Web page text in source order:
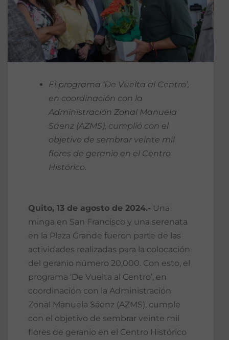
El programa ‘De Vuelta al Centro’,
en coordinación con la
Administración Zonal Manuela
Sáenz (AZMS), cumplió con el
objetivo de sembrar veinte mil
flores de geranio en el Centro
Histórico.
Quito, 13 de agosto de 2024.- Una
minga en San Francisco y una serenata
en la Plaza Grande fueron parte de las
actividades realizadas para la colocación
del geranio número 20,000. Con esto, el
programa ‘De Vuelta al Centro’, en
coordinación con la Administración
Zonal Manuela Sáenz (AZMS), cumple
con el objetivo de sembrar veinte mil
flores de geranio en el Centro Histórico